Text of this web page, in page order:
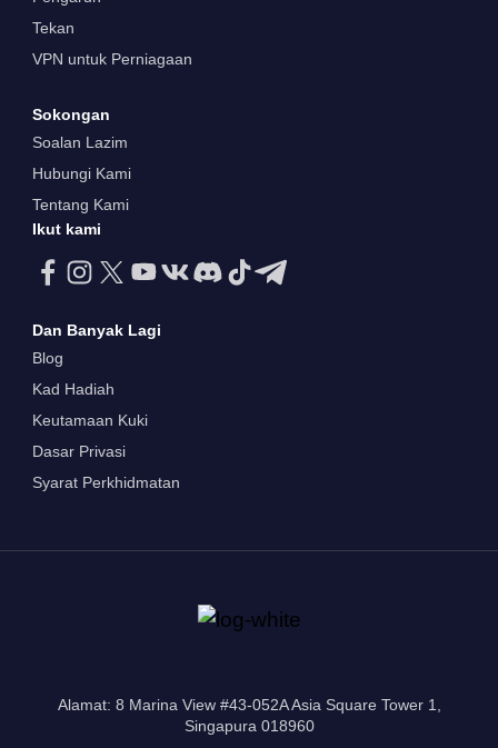
Tekan
VPN untuk Perniagaan
Sokongan
Soalan Lazim
Hubungi Kami
Tentang Kami
Ikut kami
Dan Banyak Lagi
Blog
Kad Hadiah
Keutamaan Kuki
Dasar Privasi
Syarat Perkhidmatan
Alamat: 8 Marina View #43-052A Asia Square Tower 1,
Singapura 018960